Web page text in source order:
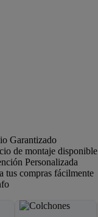
Garantizado
de montaje disponible
Personalizada
tus compras fácilmente